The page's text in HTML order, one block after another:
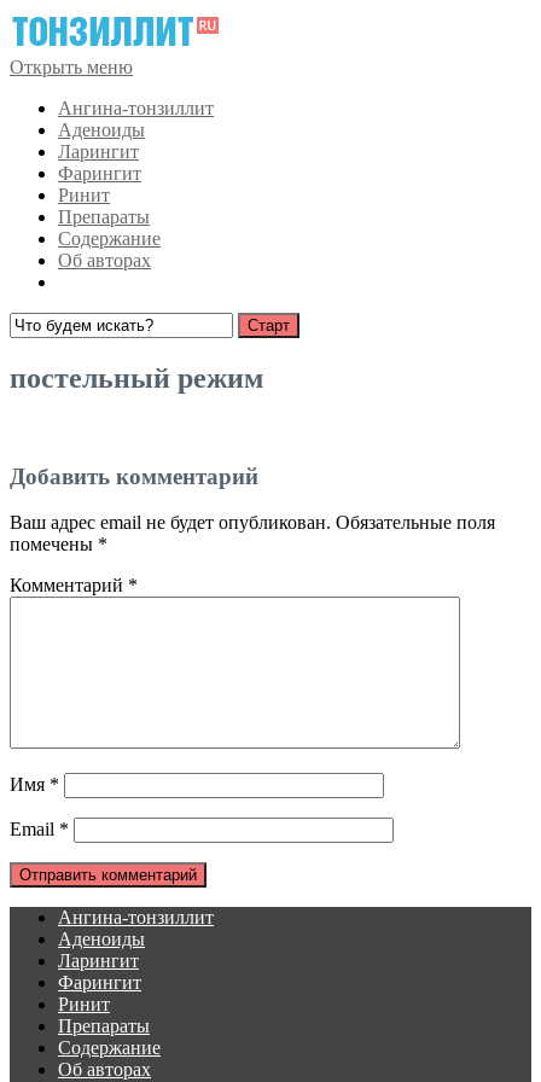
Открыть меню
Ангина-тонзиллит
Аденоиды
Ларингит
Фарингит
Ринит
Препараты
Содержание
Об авторах
постельный режим
Добавить комментарий
Ваш адрес email не будет опубликован. Обязательные поля
помечены *
Комментарий *
Имя *
Email *
Ангина-тонзиллит
Аденоиды
Ларингит
Фарингит
Ринит
Препараты
Содержание
Об авторах